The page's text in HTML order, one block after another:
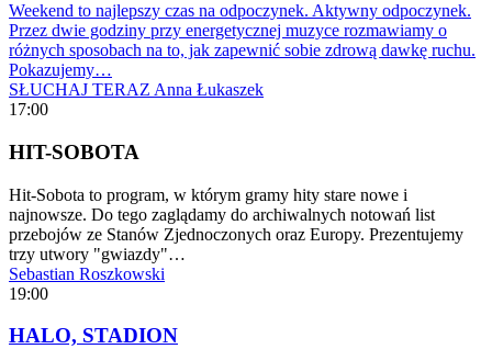
Weekend to najlepszy czas na odpoczynek. Aktywny odpoczynek.
Przez dwie godziny przy energetycznej muzyce rozmawiamy o
różnych sposobach na to, jak zapewnić sobie zdrową dawkę ruchu.
Pokazujemy…
SŁUCHAJ TERAZ Anna Łukaszek
17:00
HIT-SOBOTA
Hit-Sobota to program, w którym gramy hity stare nowe i
najnowsze. Do tego zaglądamy do archiwalnych notowań list
przebojów ze Stanów Zjednoczonych oraz Europy. Prezentujemy
trzy utwory "gwiazdy"…
Sebastian Roszkowski
19:00
HALO, STADION